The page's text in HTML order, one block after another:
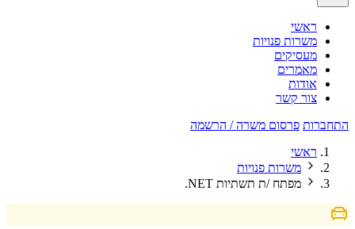
ראשי
משרות פנויות
מעסיקים
מאמרים
אודות
צור קשר
התחברות פרסום משרה / הרשמה
ראשי
משרות פנויות
מפתח /ת תשתיות NET.